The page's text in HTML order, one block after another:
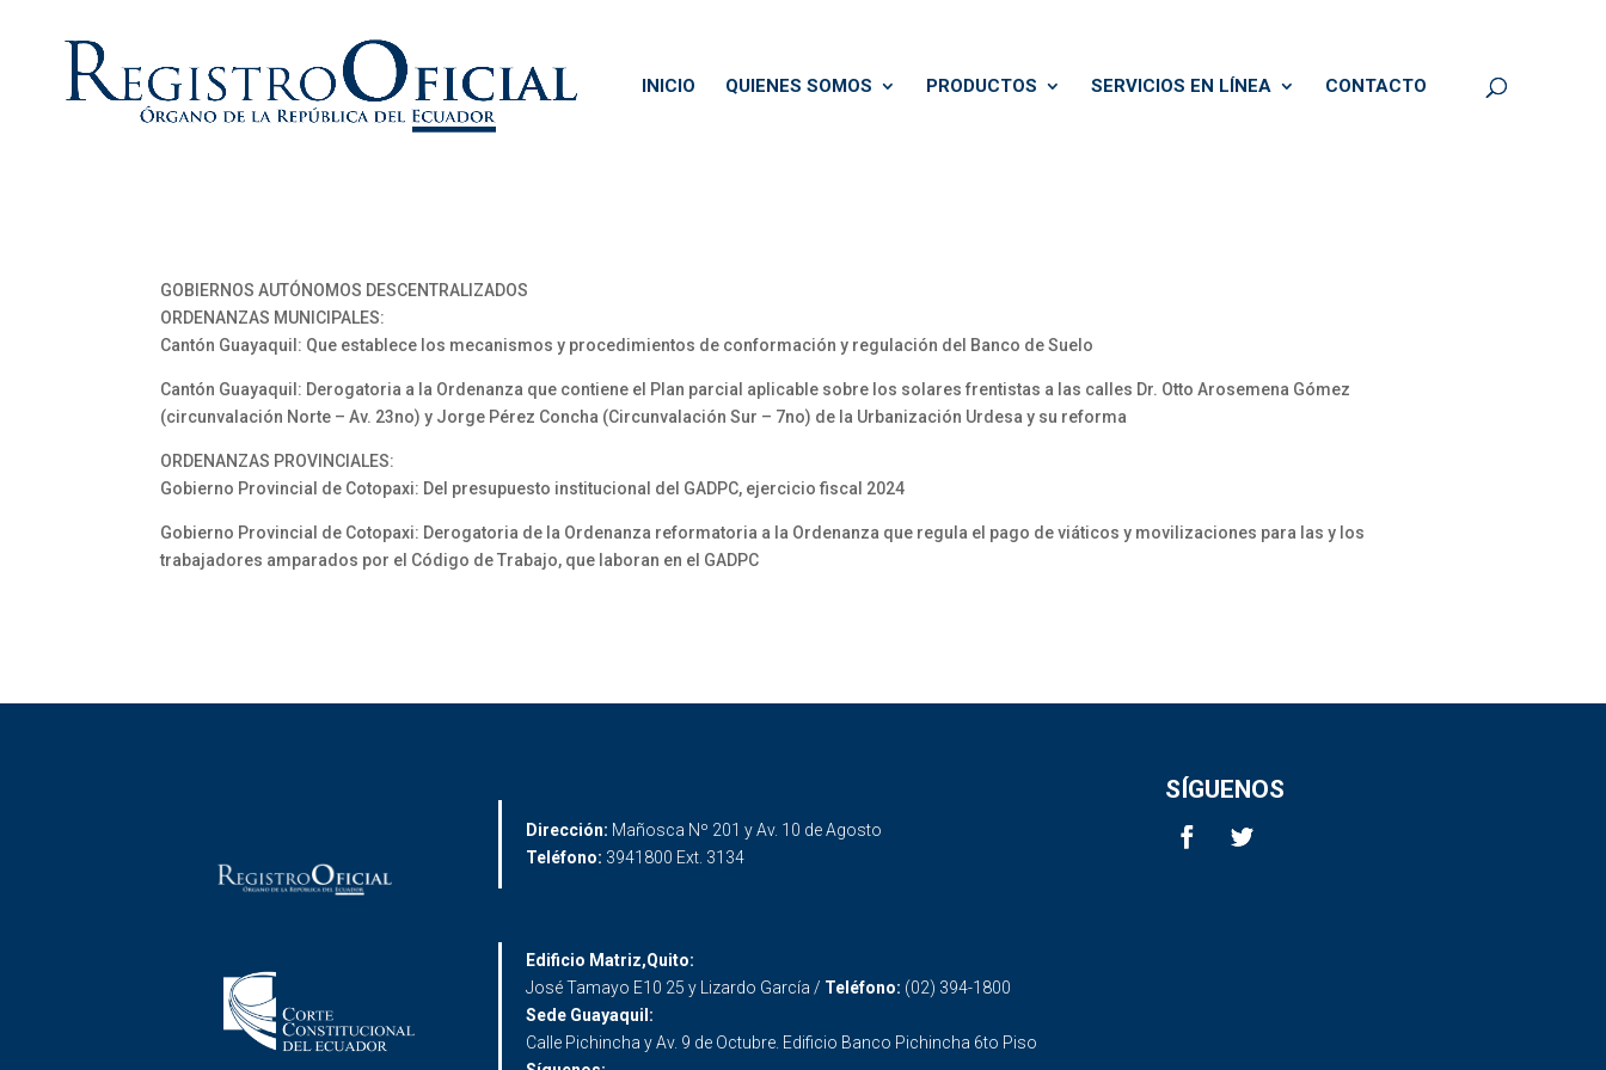
INICIO QUIENES SOMOS PRODUCTOS SERVICIOS EN LÍNEA CONTACTO
GOBIERNOS AUTÓNOMOS DESCENTRALIZADOS
ORDENANZAS MUNICIPALES:
Cantón Guayaquil: Que establece los mecanismos y procedimientos de conformación y regulación del Banco de Suelo
Cantón Guayaquil: Derogatoria a la Ordenanza que contiene el Plan parcial aplicable sobre los solares frentistas a las calles Dr. Otto Arosemena Gómez
(circunvalación Norte – Av. 23no) y Jorge Pérez Concha (Circunvalación Sur – 7no) de la Urbanización Urdesa y su reforma
ORDENANZAS PROVINCIALES:
Gobierno Provincial de Cotopaxi: Del presupuesto institucional del GADPC, ejercicio fiscal 2024
Gobierno Provincial de Cotopaxi: Derogatoria de la Ordenanza reformatoria a la Ordenanza que regula el pago de viáticos y movilizaciones para las y los
trabajadores amparados por el Código de Trabajo, que laboran en el GADPC
Dirección: Mañosca Nº 201 y Av. 10 de Agosto
Teléfono: 3941800 Ext. 3134
SÍGUENOS
Edificio Matriz,Quito:
José Tamayo E10 25 y Lizardo García / Teléfono: (02) 394-1800
Sede Guayaquil:
Calle Pichincha y Av. 9 de Octubre. Edificio Banco Pichincha 6to Piso